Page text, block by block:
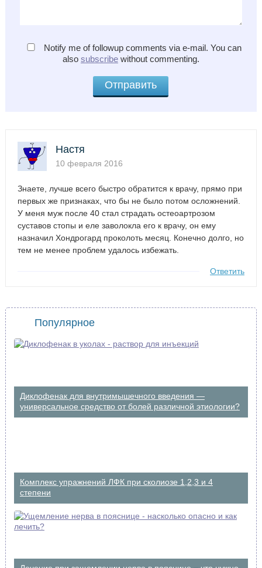
Notify me of followup comments via e-mail. You can
also subscribewithout commenting.
Настя
10 февраля 2016
Знаете, лучше всего быстро обратится к врачу, прямо при
первых же признаках, что бы не было потом осложнений.
У меня муж после 40 стал страдать остеоартрозом
суставов стопы и еле заволокла его к врачу, он ему
назначил Хондрогард проколоть месяц. Конечно долго, но
тем не менее проблем удалось избежать.
Ответить
Популярное
Диклофенак для внутримышечного введения —
универсальное средство от болей различной этиологии?
Комплекс упражнений ЛФК при сколиозе 1,2,3 и 4
степени